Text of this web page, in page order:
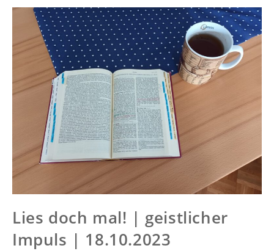
Lies doch mal! | geistlicher
Impuls | 18.10.2023